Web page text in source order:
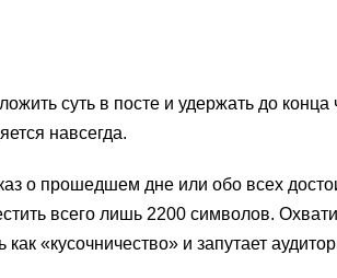
суть в посте и удержать до конца
навсегда.
о прошедшем дне или обо всех
всего лишь 2200 символов.
«кусочничество» и запутает